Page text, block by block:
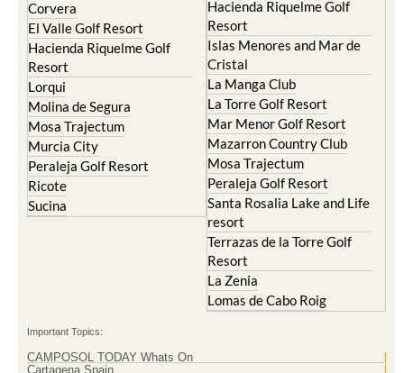
Blanca
Corvera
El Valle Golf Resort
Hacienda Riquelme Golf
Resort
Lorqui
Molina de Segura
Mosa Trajectum
Murcia City
Peraleja Golf Resort
Ricote
Resort
Hacienda Riquelme Golf
Resort
Islas Menores and Mar de
Cristal
La Manga Club
La Torre Golf Resort
Mar Menor Golf Resort
Mazarron Country Club
Mosa Trajectum
Peraleja Golf Resort
Santa Rosalia Lake and Life
resort
Terrazas de la Torre Golf
Resort
La Zenia
Important Topics: